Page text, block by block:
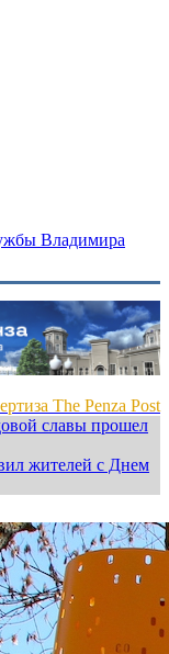
Владимира
The Penza Post
славы прошел
жителей с Днем